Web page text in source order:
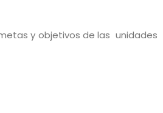
y objetivos de las unidades